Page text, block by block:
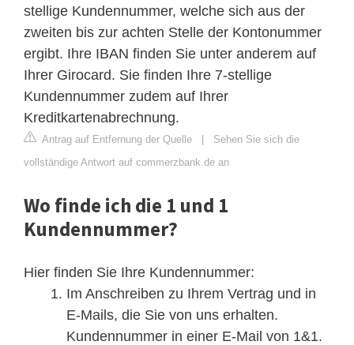
stellige Kundennummer, welche sich aus der
zweiten bis zur achten Stelle der Kontonummer
ergibt. Ihre IBAN finden Sie unter anderem auf
Ihrer Girocard. Sie finden Ihre 7-stellige
Kundennummer zudem auf Ihrer
Kreditkartenabrechnung.
Antrag auf Entfernung der Quelle | Sehen Sie sich die
vollständige Antwort auf commerzbank.de an
Wo finde ich die 1 und 1
Kundennummer?
Hier finden Sie Ihre Kundennummer:
Im Anschreiben zu Ihrem Vertrag und in
E-Mails, die Sie von uns erhalten.
Kundennummer in einer E-Mail von 1&1.